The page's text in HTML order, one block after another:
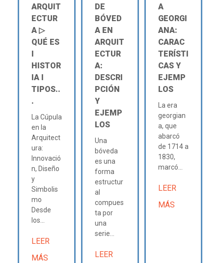
ARQUIT
ECTUR
A ▷
QUÉ ES
Ι
HISTOR
IA Ι
TIPOS..
.
La Cúpula
en la
Arquitect
ura:
Innovació
n, Diseño
y
Simbolis
mo
Desde
los...
LEER
MÁS
DE
BÓVED
A EN
ARQUIT
ECTUR
A:
DESCRI
PCIÓN
Y
EJEMP
LOS
Una
bóveda
es una
forma
estructur
al
compues
ta por
una
serie...
LEER
A
GEORGI
ANA:
CARAC
TERÍSTI
CAS Y
EJEMP
LOS
La era
georgian
a, que
abarcó
de 1714 a
1830,
marcó...
LEER
MÁS